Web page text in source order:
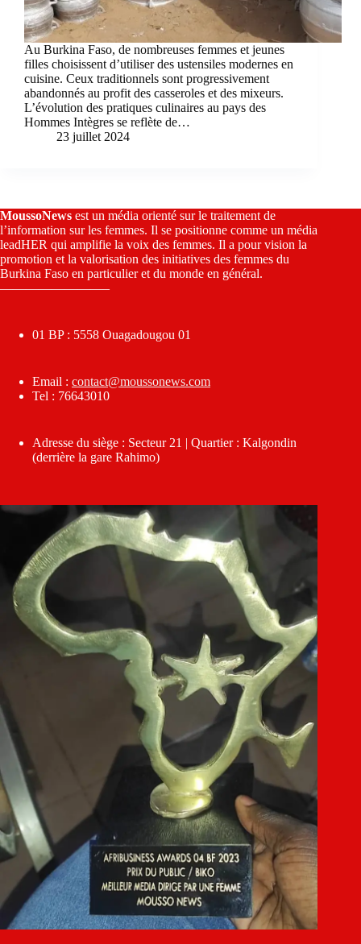
Au Burkina Faso, de nombreuses femmes et jeunes
filles choisissent d’utiliser des ustensiles modernes en
cuisine. Ceux traditionnels sont progressivement
abandonnés au profit des casseroles et des mixeurs.
L’évolution des pratiques culinaires au pays des
Hommes Intègres se reflète de…
23 juillet 2024
MoussoNews est un média orienté sur le traitement de
l’information sur les femmes. Il se positionne comme un média
leadHER qui amplifie la voix des femmes. Il a pour vision la
promotion et la valorisation des initiatives des femmes du
Burkina Faso en particulier et du monde en général.
————————–
01 BP : 5558 Ouagadougou 01
Email : contact@moussonews.com
Tel : 76643010
Adresse du siège : Secteur 21 | Quartier : Kalgondin
(derrière la gare Rahimo)